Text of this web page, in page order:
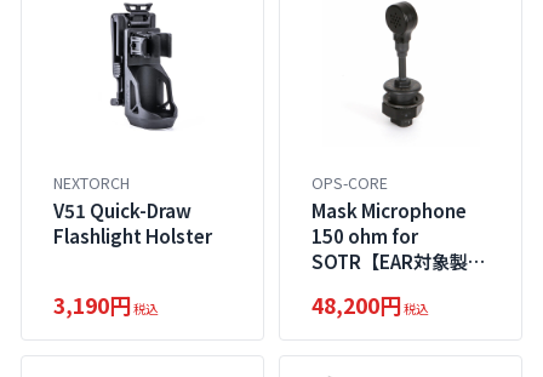
NEXTORCH
V51 Quick-Draw
Flashlight Holster
3,190円税込
OPS-CORE
Mask Microphone
150 ohm for
SOTR【EAR対象製
48,200円税込